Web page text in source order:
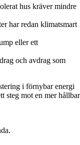
hus kräver mindre
har redan klimatsmart
eller ett
och avdrag som
i förnybar energi
steg mot en mer hållbar